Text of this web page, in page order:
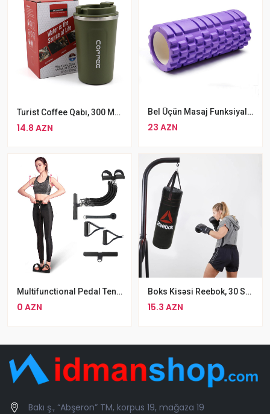
Turist Coffee Qabı, 300 Ml, Paslanmaz Polad
14.8 AZN
Bel Üçün Masaj Funksiyalı Yüksək Sıxlıqlı Köpük Yoga Masaj Rolleri
23 AZN
Multifunctional Pedal Tensioner Dartınma Bandı
0 AZN
Boks Kisəsi Reebok, 30 Sm, Qara Rengli Qruşa
15.3 AZN
Bakı ş., “Abşeron” TM, korpus 19, mağaza 19